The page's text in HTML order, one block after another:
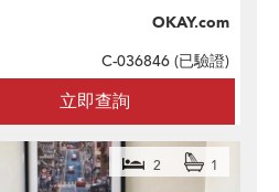
立即查詢
OKAY.com
C-036846 (已驗證)
2 1